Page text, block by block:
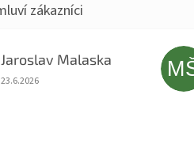
Jaroslav Malaska
Hodnocení obchodu je 5 z 5 hvězdiček.
23.6.2026